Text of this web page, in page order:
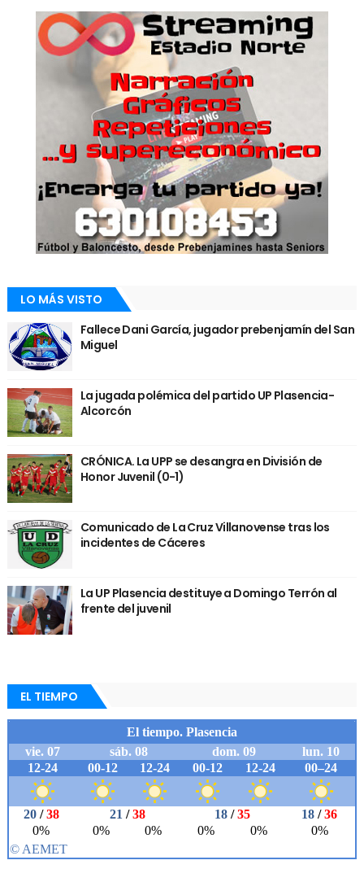
LO MÁS VISTO
Fallece Dani García, jugador prebenjamín del San
Miguel
La jugada polémica del partido UP Plasencia-
Alcorcón
CRÓNICA. La UPP se desangra en División de
Honor Juvenil (0-1)
Comunicado de La Cruz Villanovense tras los
incidentes de Cáceres
La UP Plasencia destituye a Domingo Terrón al
frente del juvenil
EL TIEMPO